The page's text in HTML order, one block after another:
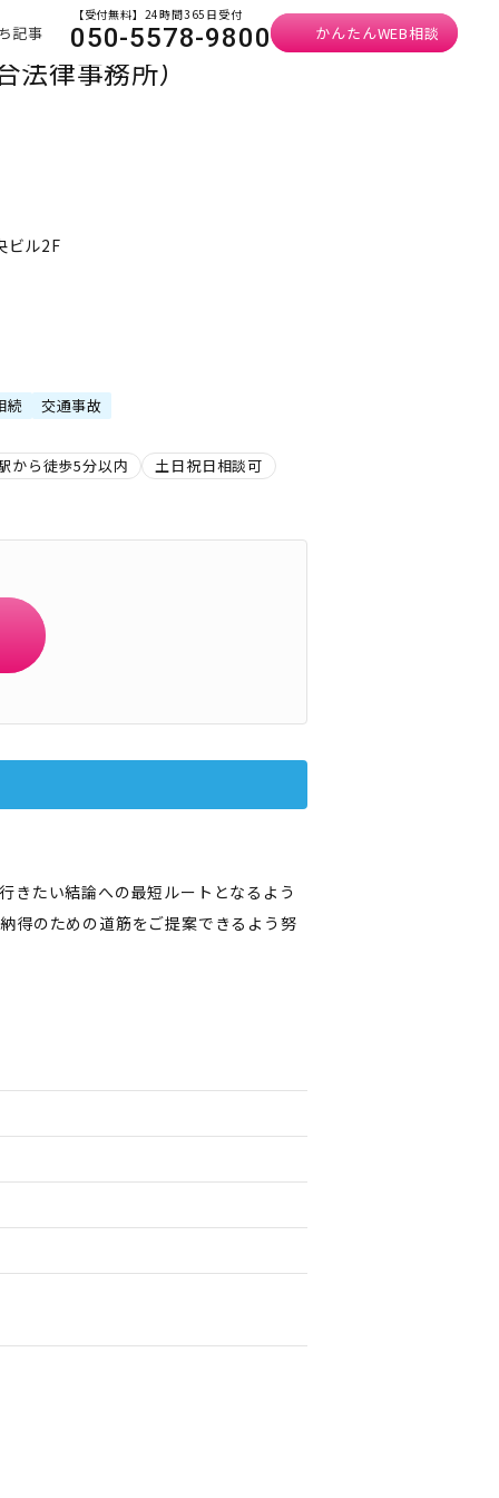
記事
【受付無料】24時間365日受付
050-5578-9800 かんたんWEB相談
律事務所）
ビル2F
続 交通事故
から徒歩5分以内 土日祝日相談可
きたい結論への最短ルートとなるよう
得のための道筋をご提案できるよう努